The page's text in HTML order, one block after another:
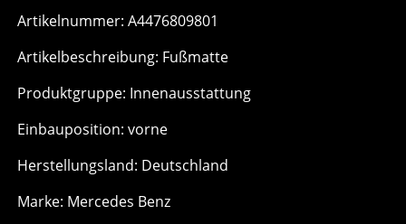
Artikelnummer: A4476809801
Artikelbeschreibung: Fußmatte
Produktgruppe: Innenausstattung
Einbauposition: vorne
Herstellungsland: Deutschland
Marke: Mercedes Benz